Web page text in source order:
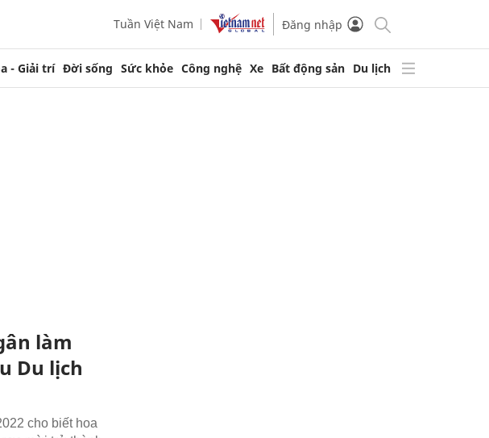
Tuần Việt Nam Đăng nhập
- Giải trí Đời sống Sức khỏe Công nghệ Xe Bất động sản Du lịch
làm
Du lịch
cho biết hoa